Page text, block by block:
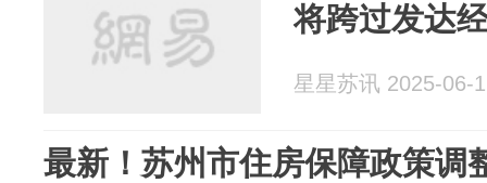
将跨过发达
星星苏讯 2025-06-
最新！苏州市住房保障政策调